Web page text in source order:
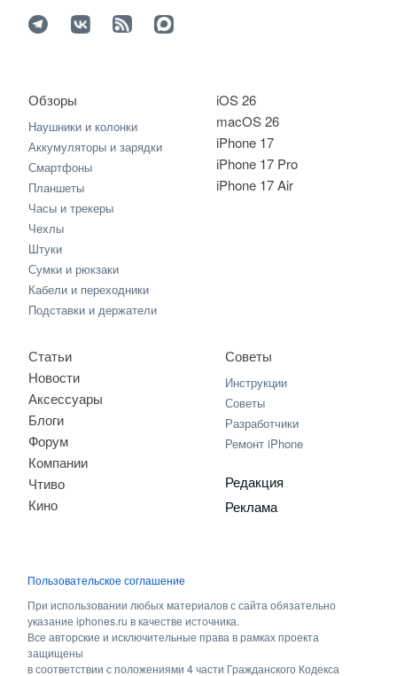
iOS 26
macOS 26
iPhone 17
iPhone 17 Pro
iPhone 17 Air
Обзоры
Наушники и колонки
Аккумуляторы и зарядки
Смартфоны
Планшеты
Часы и трекеры
Чехлы
Штуки
Сумки и рюкзаки
Кабели и переходники
Подставки и держатели
Статьи
Новости
Аксессуары
Блоги
Форум
Компании
Чтиво
Кино
Советы
Инструкции
Советы
Разработчики
Ремонт iPhone
Редакция
Реклама
Пользовательское соглашение
При использовании любых материалов с сайта обязательно
указание iphones.ru в качестве источника.
Все авторские и исключительные права в рамках проекта
защищены
в соответствии с положениями 4 части Гражданского Кодекса